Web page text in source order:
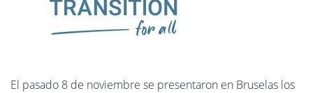
El pasado 8 de noviembre se presentaron en Bruselas los